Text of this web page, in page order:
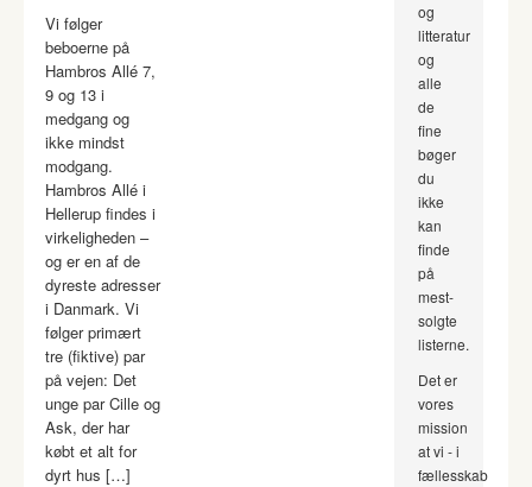
Vi følger
beboerne på
Hambros Allé 7,
9 og 13 i
medgang og
ikke mindst
modgang.
Hambros Allé i
Hellerup findes i
virkeligheden –
og er en af de
dyreste adresser
i Danmark. Vi
følger primært
tre (fiktive) par
på vejen: Det
unge par Cille og
Ask, der har
købt et alt for
dyrt hus […]
og
litteratur
og
alle
de
fine
bøger
du
ikke
kan
finde
på
mest-
solgte
listerne.
Det er
vores
mission
at vi - i
fællesskab